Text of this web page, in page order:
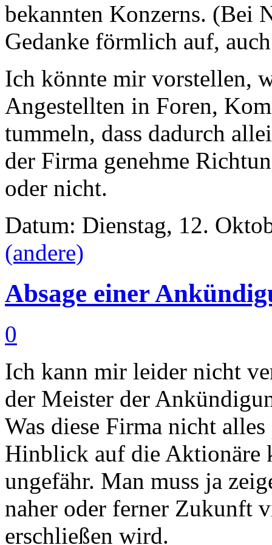
bekannten Konzerns. (Bei
Gedanke förmlich auf,
Ich könnte mir vorstellen,
Angestellten in Foren,
tummeln, dass dadurch
der Firma genehme
oder nicht.
Datum: Dienstag, 12.
(andere)
Absage einer
0
Ich kann mir leider nicht
der Meister der
Was diese Firma nicht
Hinblick auf die Aktionäre
ungefähr. Man muss ja
naher oder ferner Zukunft
erschließen wird.